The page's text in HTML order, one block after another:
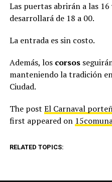
Las puertas abrirán a las
desarrollará de 18 a 00.
La entrada es sin costo.
Además, los corsos
manteniendo la tradición
Ciudad.
The post El Carnaval
first appeared on
RELATED TOPICS: